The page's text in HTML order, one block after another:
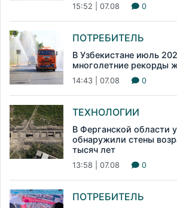
15:52 | 07.08 0
ПОТРЕБИТЕЛЬ
В Узбекистане июль
многолетние рекорды
14:43 | 07.08 0
ТЕХНОЛОГИИ
В Ферганской области
обнаружили стены
тысяч лет
13:58 | 07.08 0
ПОТРЕБИТЕЛЬ